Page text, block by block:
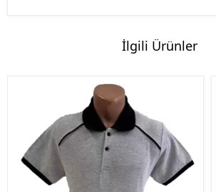
İlgili Ürünler